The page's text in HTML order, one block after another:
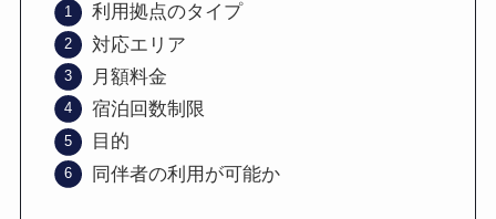
利用拠点のタイプ
対応エリア
月額料金
宿泊回数制限
目的
同伴者の利用が可能か